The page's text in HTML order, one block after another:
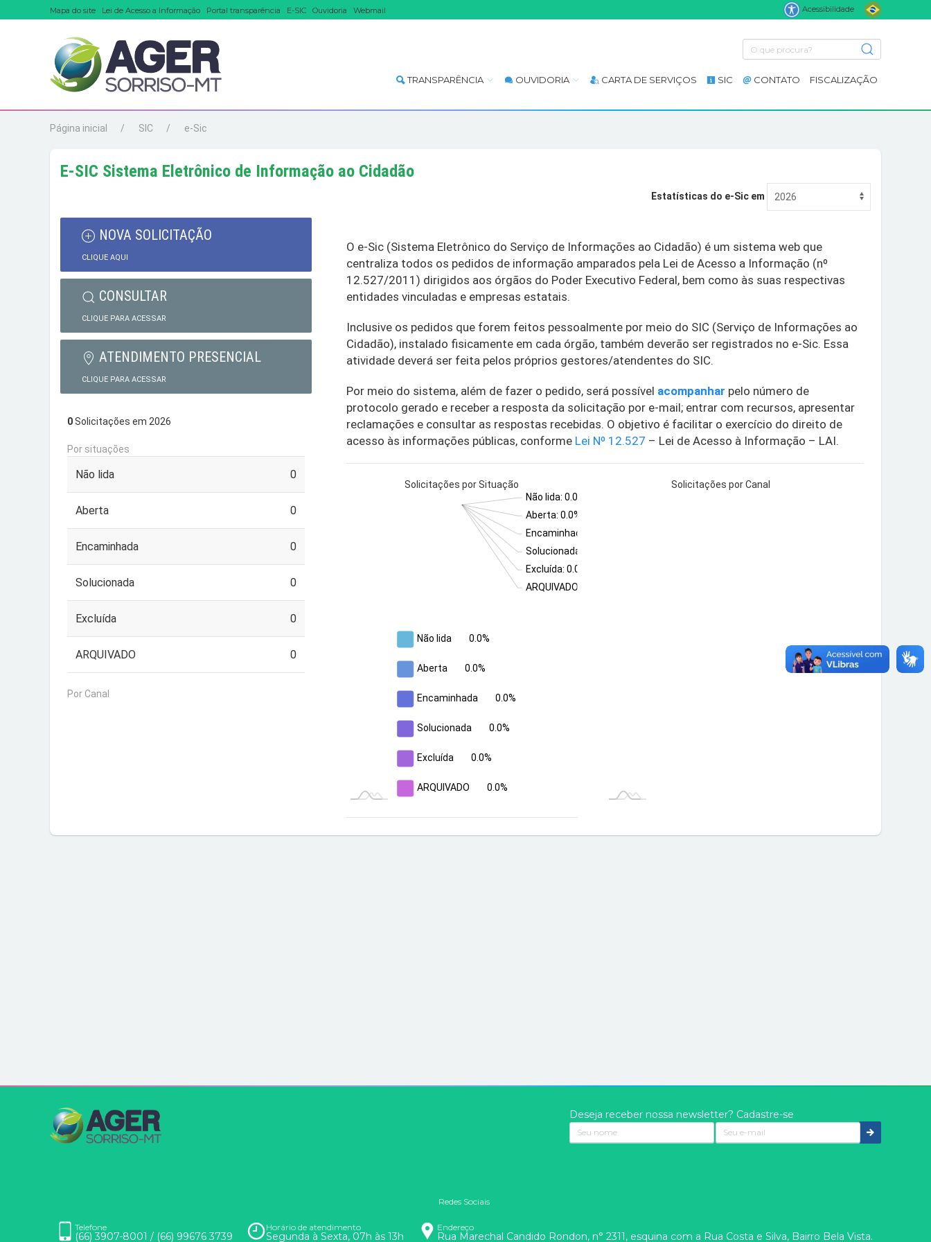
Mapa do site Lei de Acesso a Informação Portal transparência E-SIC Ouvidoria Webmail Acessibilidade
TRANSPARÊNCIA OUVIDORIA CARTA DE SERVIÇOS SIC CONTATO FISCALIZAÇÃO
Página inicial SIC e-Sic
E-SIC Sistema Eletrônico de Informação ao Cidadão
NOVA SOLICITAÇÃO
CLIQUE AQUI
CONSULTAR
CLIQUE PARA ACESSAR
ATENDIMENTO PRESENCIAL
CLIQUE PARA ACESSAR
0Solicitações em 2026
Por situações
Não lida 0
Aberta 0
Encaminhada 0
Solucionada 0
Excluída 0
ARQUIVADO 0
Por Canal
Estatísticas do e-Sic em
O e-Sic (Sistema Eletrônico do Serviço de Informações ao Cidadão) é um sistema web que
centraliza todos os pedidos de informação amparados pela Lei de Acesso a Informação (nº
12.527/2011) dirigidos aos órgãos do Poder Executivo Federal, bem como às suas respectivas
entidades vinculadas e empresas estatais.
Inclusive os pedidos que forem feitos pessoalmente por meio do SIC (Serviço de Informações ao
Cidadão), instalado fisicamente em cada órgão, também deverão ser registrados no e-Sic. Essa
atividade deverá ser feita pelos próprios gestores/atendentes do SIC.
Por meio do sistema, além de fazer o pedido, será possível acompanhar pelo número de
protocolo gerado e receber a resposta da solicitação por e-mail; entrar com recursos, apresentar
reclamações e consultar as respostas recebidas. O objetivo é facilitar o exercício do direito de
acesso às informações públicas, conforme Lei Nº 12.527 – Lei de Acesso à Informação – LAI.
Solicitações por Situação
Não lida: 0.0%
Aberta: 0.0%
Encaminhada: 0.0%
Solucionada: 0.0%
Excluída: 0.0%
ARQUIVADO: 0.0%
Não lida 0.0%
Aberta 0.0%
Encaminhada 0.0%
Solucionada 0.0%
Excluída 0.0%
ARQUIVADO 0.0%
Solicitações por Canal
Deseja receber nossa newsletter? Cadastre-se
Redes Sociais
Telefone
(66) 3907-8001 / (66) 99676 3739
Horário de atendimento
Segunda à Sexta, 07h às 13h
Endereço
Rua Marechal Candido Rondon, n° 2311, esquina com a Rua Costa e Silva, Bairro Bela Vista.